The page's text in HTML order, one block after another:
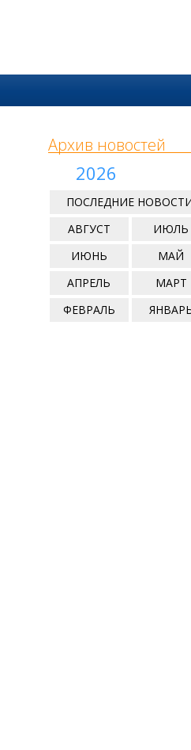
Архив новостей
2026
ПОСЛЕДНИЕ
АВГУСТ
ИЮЛЬ
ИЮНЬ
МАЙ
АПРЕЛЬ
МАРТ
ФЕВРАЛЬ